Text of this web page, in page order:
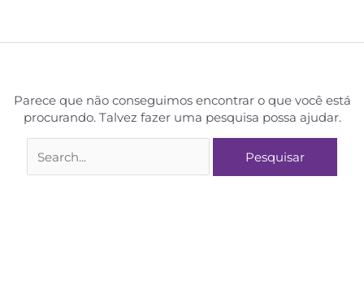
Parece que não conseguimos encontrar o que você está
procurando. Talvez fazer uma pesquisa possa ajudar.